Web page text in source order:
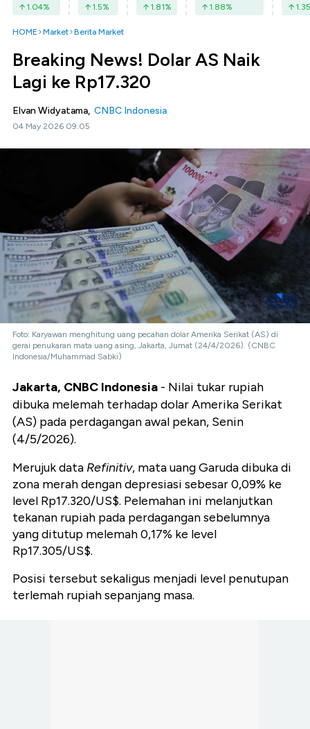
1.04% 1.5% 1.81% 1.88% 1.35
HOME Market Berita Market
Breaking News! Dolar AS Naik
Lagi ke Rp17.320
Elvan Widyatama, CNBC Indonesia
04 May 2026 09:05
Foto: Karyawan menghitung uang pecahan dolar Amerika Serikat (AS) di
gerai penukaran mata uang asing, Jakarta, Jumat (24/4/2026). (CNBC
Indonesia/Muhammad Sabki)
Jakarta, CNBC Indonesia - Nilai tukar rupiah
dibuka melemah terhadap dolar Amerika Serikat
(AS) pada perdagangan awal pekan, Senin
(4/5/2026).
Merujuk data Refinitiv, mata uang Garuda dibuka di
zona merah dengan depresiasi sebesar 0,09% ke
level Rp17.320/US$. Pelemahan ini melanjutkan
tekanan rupiah pada perdagangan sebelumnya
yang ditutup melemah 0,17% ke level
Rp17.305/US$.
Posisi tersebut sekaligus menjadi level penutupan
terlemah rupiah sepanjang masa.